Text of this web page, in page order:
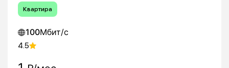
Квартира
100Мбит/с
4.5